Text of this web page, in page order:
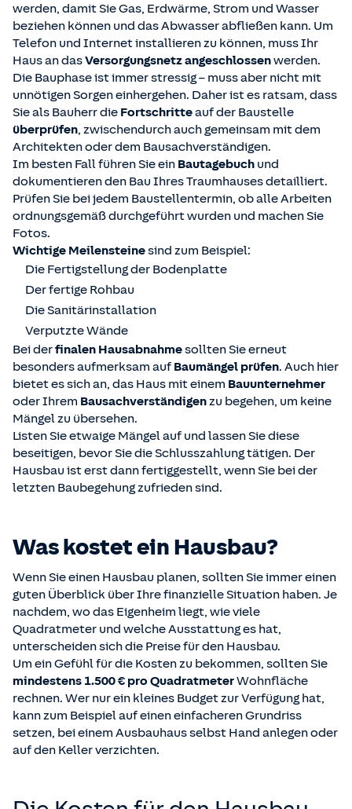
werden, damit Sie Gas, Erdwärme, Strom und Wasser
beziehen können und das Abwasser abfließen kann. Um
Telefon und Internet installieren zu können, muss Ihr
Haus an dasVersorgungsnetz angeschlossenwerden.
Die Bauphase ist immer stressig – muss aber nicht mit
unnötigen Sorgen einhergehen. Daher ist es ratsam, dass
Sie als Bauherr die Fortschritteauf der Baustelle
überprüfen, zwischendurch auch gemeinsam mit dem
Architekten oder dem Bausachverständigen.
Im besten Fall führen Sie ein Bautagebuch und
dokumentieren den Bau Ihres Traumhauses detailliert.
Prüfen Sie bei jedem Baustellentermin, ob alle Arbeiten
ordnungsgemäß durchgeführt wurden und machen Sie
Fotos.
Wichtige Meilensteinesind zum Beispiel:
Die Fertigstellung der Bodenplatte
Der fertige Rohbau
Die Sanitärinstallation
Verputzte Wände
Bei derfinalen Hausabnahmesollten Sie erneut
besonders aufmerksam auf Baumängel prüfen. Auch hier
bietet es sich an, das Haus mit einem Bauunternehmer
oder Ihrem Bausachverständigenzu begehen, um keine
Mängel zu übersehen.
Listen Sie etwaige Mängel auf und lassen Sie diese
beseitigen, bevor Sie die Schlusszahlung tätigen. Der
Hausbau ist erst dann fertiggestellt, wenn Sie bei der
letzten Baubegehung zufrieden sind.
Was kostet ein Hausbau?
Wenn Sie einen Hausbau planen, sollten Sie immer einen
guten Überblick über Ihre finanzielle Situation haben. Je
nachdem, wo das Eigenheim liegt, wie viele
Quadratmeter und welche Ausstattung es hat,
unterscheiden sich die Preise für den Hausbau.
Um ein Gefühl für die Kosten zu bekommen, sollten Sie
mindestens 1.500 € pro QuadratmeterWohnfläche
rechnen. Wer nur ein kleines Budget zur Verfügung hat,
kann zum Beispiel auf einen einfacheren Grundriss
setzen, bei einem Ausbauhaus selbst Hand anlegen oder
auf den Keller verzichten.